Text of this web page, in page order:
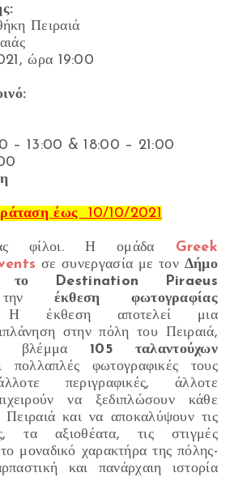
Πειραιά
ώρα 19:00
– 13:00 & 18:00 – 21:00
έως 10/10/2021
φίλοι. Η ομάδα Greek
σε συνεργασία με τον Δήμο
το Destination Piraeus
την έκθεση φωτογραφίας
έκθεση αποτελεί μια
στην πόλη του Πειραιά,
βλέμμα 105 ταλαντούχων
φωτογραφικές τους
περιγραφικές, άλλοτε
να ξεδιπλώσουν κάθε
και να αποκαλύψουν τις
τα αξιοθέατα, τις στιγμές
μοναδικό χαρακτήρα της πόλης-
και πανάρχαιη ιστορία